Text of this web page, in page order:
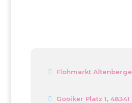
Flohmarkt Altenberge
Gooiker Platz 1, 48341